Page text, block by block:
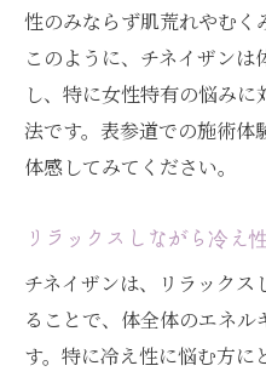
性のみならず肌荒れやむく
このように、チネイザンは
し、特に女性特有の悩み
法です。表参道での施術体
体感してみてください。
リラックスしながら冷え
チネイザンは、リラックス
ることで、体全体のエネ
す。特に冷え性に悩む方に